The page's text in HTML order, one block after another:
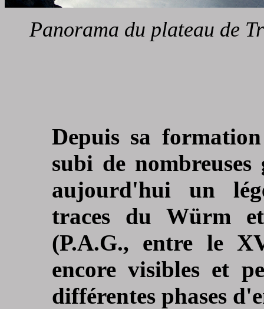
Panorama du plateau de
Depuis sa
subi de
aujourd'hui un
traces du Würm
(P.A.G., entre le
encore visibles et
différentes phases